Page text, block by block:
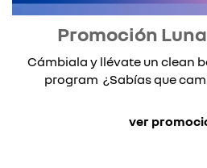
Promoción
Cámbiala y llévate un clean
program ¿Sabías que
ver